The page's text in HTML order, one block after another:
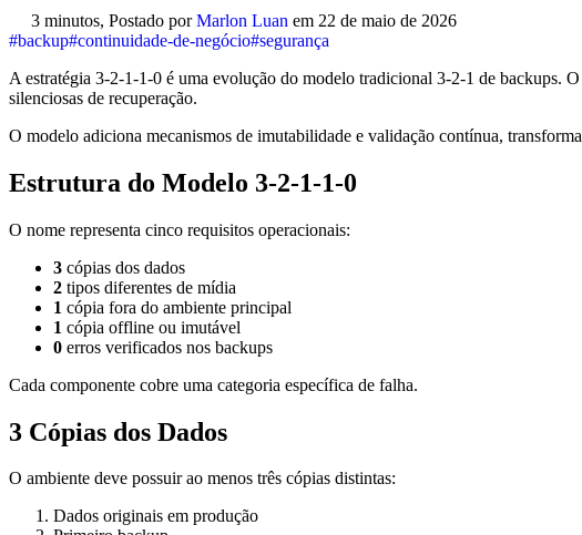
3 minutos, Postado porMarlon Luan em 22 de maio de 2026
#backup#continuidade-de-negócio#segurança
A estratégia 3-2-1-1-0 é uma evolução do modelo tradicional 3-2-1 de backups.
silenciosas de recuperação.
O modelo adiciona mecanismos de imutabilidade e validação contínua,
Estrutura do Modelo 3-2-1-1-0
O nome representa cinco requisitos operacionais:
3 cópias dos dados
2 tipos diferentes de mídia
1 cópia fora do ambiente principal
1 cópia offline ou imutável
0 erros verificados nos backups
Cada componente cobre uma categoria específica de falha.
3 Cópias dos Dados
O ambiente deve possuir ao menos três cópias distintas:
Dados originais em produção